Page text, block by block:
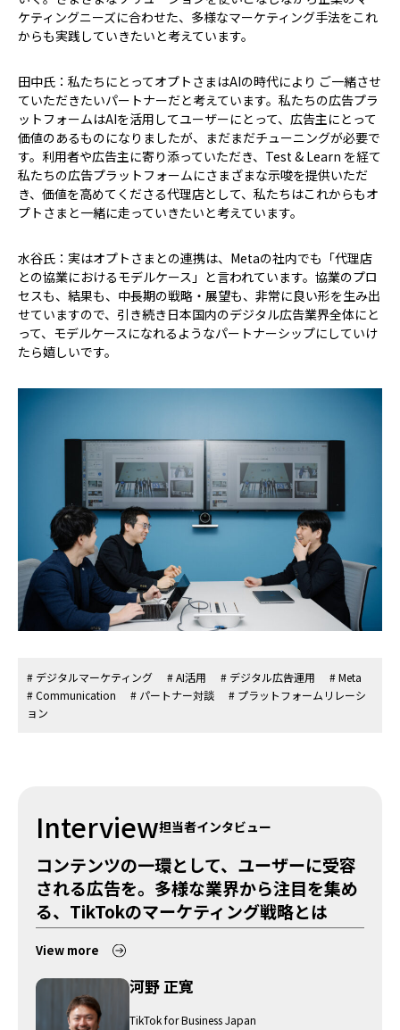
ケティングニーズに合わせた、多様なマーケティング手法をこれ
からも実践していきたいと考えています。
田中氏：私たちにとってオプトさまはAIの時代により ご一緒させ
ていただきたいパートナーだと考えています。私たちの広告プラ
ットフォームはAIを活用してユーザーにとって、広告主にとって
価値のあるものになりましたが、まだまだチューニングが必要で
す。利用者や広告主に寄り添っていただき、Test & Learn を経て
私たちの広告プラットフォームにさまざまな示唆を提供いただ
き、価値を高めてくださる代理店として、私たちはこれからもオ
プトさまと一緒に走っていきたいと考えています。
水谷氏：実はオプトさまとの連携は、Metaの社内でも「代理店
との協業におけるモデルケース」と言われています。協業のプロ
セスも、結果も、中長期の戦略・展望も、非常に良い形を生み出
せていますので、引き続き日本国内のデジタル広告業界全体にと
って、モデルケースになれるようなパートナーシップにしていけ
たら嬉しいです。
# デジタルマーケティング # AI活用 # デジタル広告運用
# Meta
# Communication
# パートナー対談
# プラットフォームリレーシ
ョン
Interview担当者インタビュー
コンテンツの一環として、ユーザーに受容
される広告を。多様な業界から注目を集め
る、TikTokのマーケティング戦略とは
View more
河野 正寛
TikTok for Business Japan